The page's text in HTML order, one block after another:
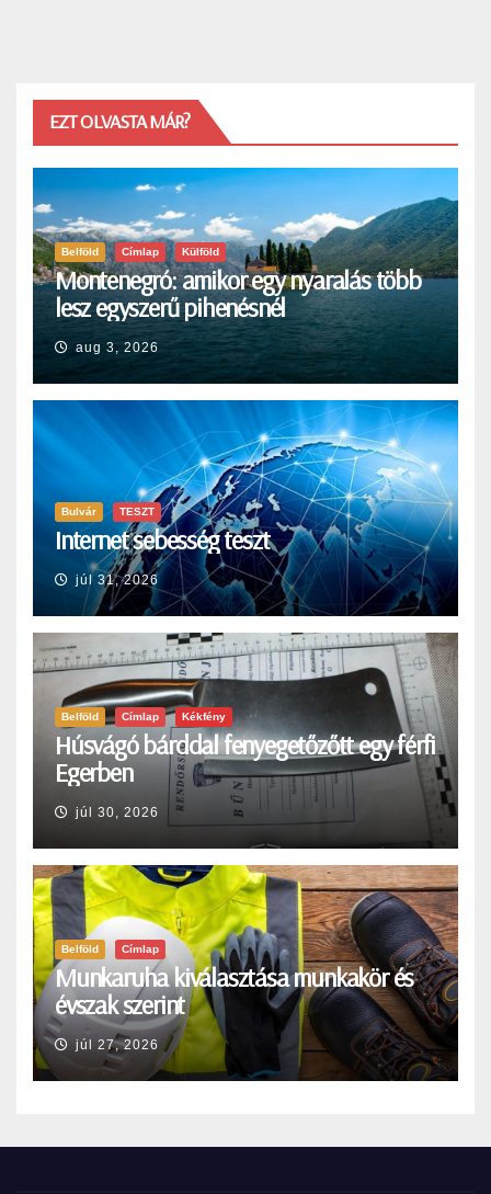
EZT OLVASTA MÁR?
Belföld Címlap Külföld
Montenegró: amikor egy nyaralás több
lesz egyszerű pihenésnél
aug 3, 2026
Bulvár TESZT
Internet sebesség teszt
júl 31, 2026
Belföld Címlap Kékfény
Húsvágó bárddal fenyegetőzőtt egy férfi
Egerben
júl 30, 2026
Belföld Címlap
Munkaruha kiválasztása munkakör és
évszak szerint
júl 27, 2026